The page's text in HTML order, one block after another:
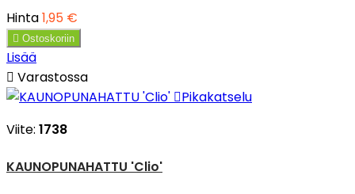
Hinta1,95 €
 Ostoskoriin
Lisää
 Varastossa
Pikakatselu
Viite: 1738
KAUNOPUNAHATTU 'Clio'